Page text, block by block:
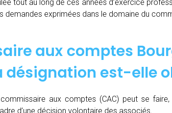
tout au long de ces années d’exercice
demandes exprimées dans le domaine du
aux comptes
désignation est-elle
aux comptes (CAC) peut se
d’une décision volontaire des associés.